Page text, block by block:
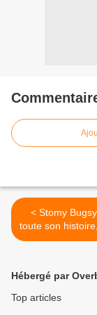
< Stomy Bugsy raconte
toute son
Hébergé par
Top articles